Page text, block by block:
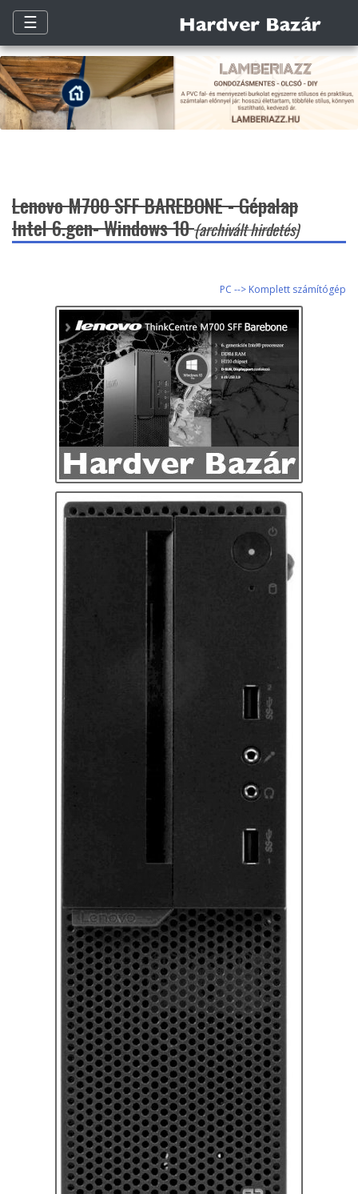
☰
Lenovo M700 SFF BAREBONE - Gépalap
Intel 6.gen- Windows 10(archivált hirdetés)
PC --> Komplett számítógép